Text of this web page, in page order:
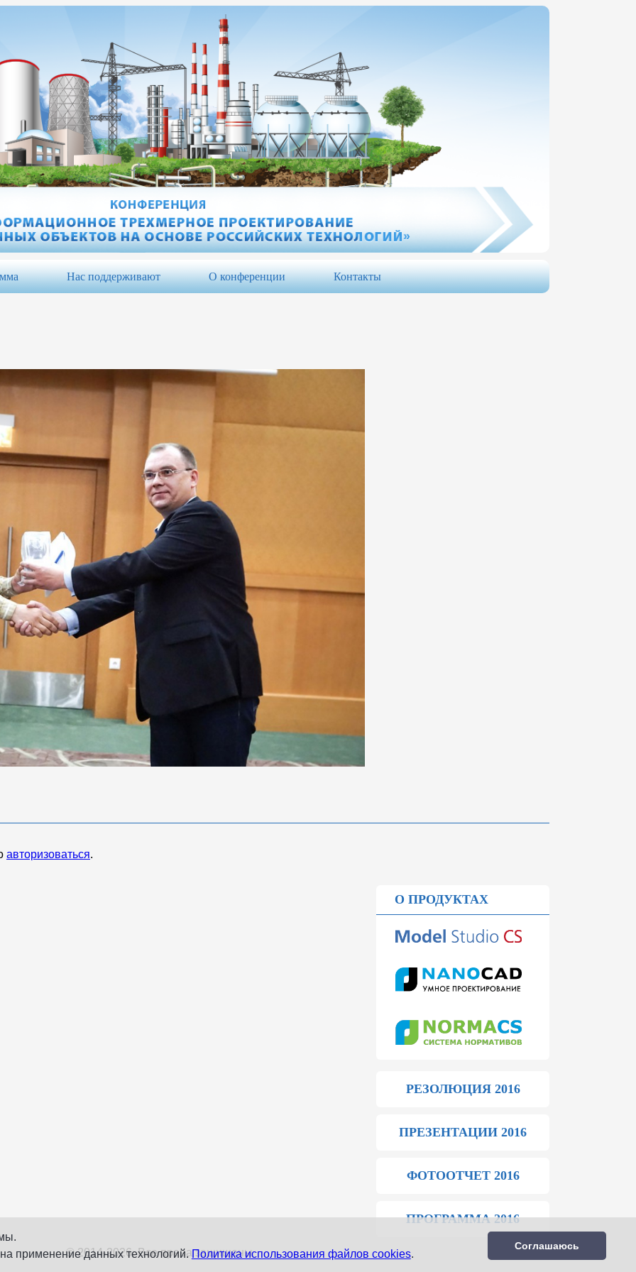
применение данных технологий.Политика использования файлов cookies.
Соглашаюсь
Нас поддерживают О конференции Контакты
авторизоваться.
О ПРОДУКТАХ
РЕЗОЛЮЦИЯ 2016
ПРЕЗЕНТАЦИИ 2016
ФОТООТЧЕТ 2016
ПРОГРАММА 2016
© 2014-2026. Все права защищены